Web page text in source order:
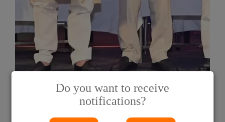
बड़े सार्वजनिक निवेश से बदलता बस्तर
बस्तर में एनएमडीसी द्वारा ₹43,000 करोड़ तथा सुपर स्पेशियलिटी
हॉस्पिटल हेतु ₹200 करोड़ का निवेश किया जा रहा है। ये निवेश बस्तर
Do you want to receive
notifications?